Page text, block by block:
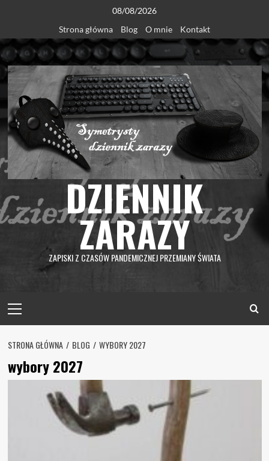
content
08/08/2026
Strona główna
Blog O mnie Kontakt
DZIENNIK
ZARAZY
ZAPISKI Z CZASÓW PANDEMICZNEJ PRZEMIANY ŚWIATA
Menu
STRONA GŁÓWNA BLOG WYBORY 2027
wybory 2027